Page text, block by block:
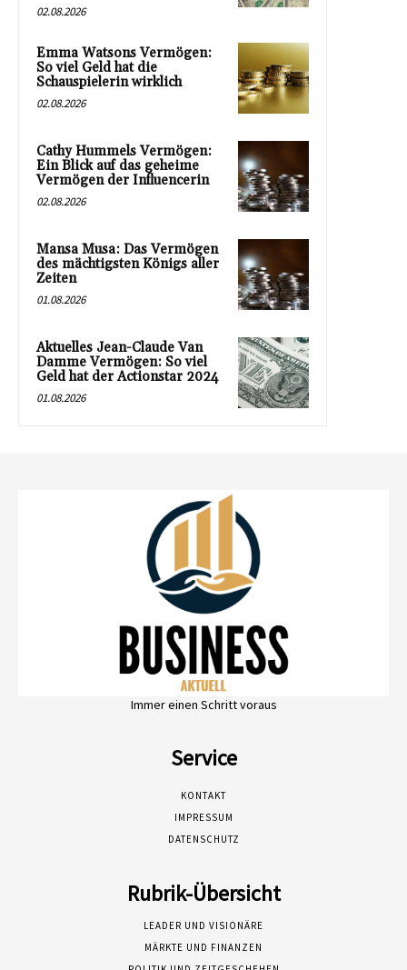
02.08.2026
Emma Watsons Vermögen:
So viel Geld hat die
Schauspielerin wirklich
02.08.2026
Cathy Hummels Vermögen:
Ein Blick auf das geheime
Vermögen der Influencerin
02.08.2026
Mansa Musa: Das Vermögen
des mächtigsten Königs aller
Zeiten
01.08.2026
Aktuelles Jean-Claude Van
Damme Vermögen: So viel
Geld hat der Actionstar 2024
01.08.2026
Immer einen Schritt voraus
Service
KONTAKT
IMPRESSUM
DATENSCHUTZ
Rubrik-Übersicht
LEADER UND VISIONÄRE
MÄRKTE UND FINANZEN